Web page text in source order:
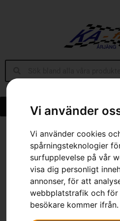
Vi använder
Vi använder cookies
spårningsteknologier
surfupplevelse på vår
visa dig personligt
annonser, för att
webbplatstrafik och
besökare kommer ifrån.